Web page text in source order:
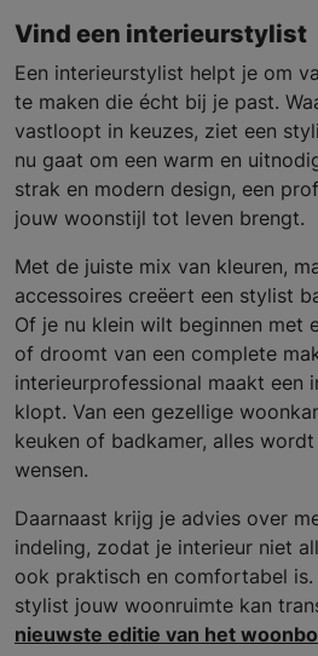
Vind een interieurstylist
Een interieurstylist helpt je om
te maken die écht bij je past.
vastloopt in keuzes, ziet een
nu gaat om een warm en
strak en modern design, een
jouw woonstijl tot leven brengt.
Met de juiste mix van kleuren,
accessoires creëert een stylist
Of je nu klein wilt beginnen met
of droomt van een complete
interieurprofessional maakt een
klopt. Van een gezellige
keuken of badkamer, alles
wensen.
Daarnaast krijg je advies over
indeling, zodat je interieur niet
ook praktisch en comfortabel is.
stylist jouw woonruimte kan
nieuwste editie van het